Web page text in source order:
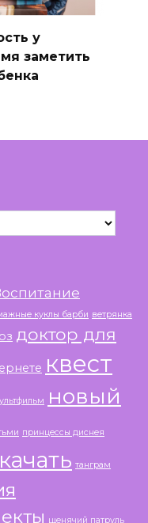
у
заметить
куклы барби ветрянка
доктор для
квест
новый
принцессы диснея
танграм
щенячий патруль